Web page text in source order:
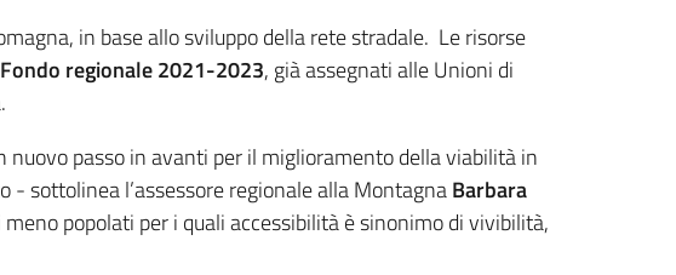
in base allo sviluppo della rete stradale. Le risorse
Fondo regionale 2021-2023, già assegnati alle Unioni di
passo in avanti per il miglioramento della viabilità in
sottolinea l’assessore regionale alla MontagnaBarbara
popolati per i quali accessibilità è sinonimo di vivibilità,